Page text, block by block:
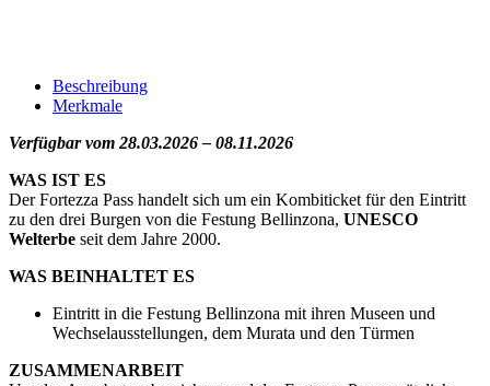
Beschreibung
Merkmale
Verfügbar vom 28.03.2026 – 08.11.2026
WAS IST ES
Der Fortezza Pass handelt sich um ein Kombiticket für den Eintritt
zu den drei Burgen von die Festung Bellinzona, UNESCO
Welterbe seit dem Jahre 2000.
WAS BEINHALTET ES
Eintritt in die Festung Bellinzona mit ihren Museen und
Wechselausstellungen, dem Murata und den Türmen
ZUSAMMENARBEIT